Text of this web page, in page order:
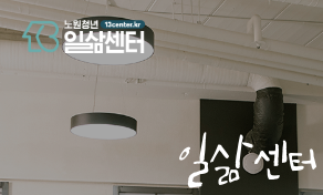
일삶센터